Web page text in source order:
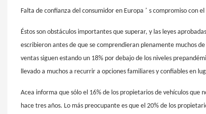
Falta de confianza del consumidor en Europa ’ s compromiso con
Éstos son obstáculos importantes que superar, y las leyes
escribieron antes de que se comprendieran plenamente muchos
ventas siguen estando un 18% por debajo de los niveles
llevado a muchos a recurrir a opciones familiares y confiables en
Acea informa que sólo el 16% de los propietarios de vehículos
hace tres años. Lo más preocupante es que el 20% de los